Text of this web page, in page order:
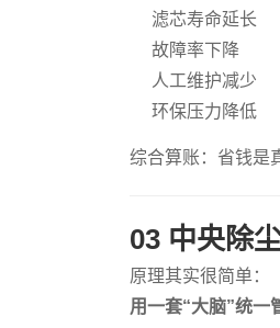
滤芯寿命延长
故障率下降
人工维护减少
环保压力降低
综合算账：省钱是
03 中央除
原理其实很简单：
用一套“大脑”统一